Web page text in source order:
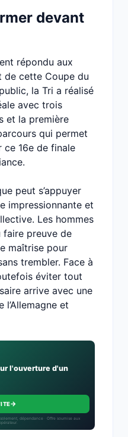
devant
répondu aux
de cette Coupe du
la Tri a réalisé
avec trois
et la première
qui permet
ce 16e de finale
peut s’appuyer
impressionnante et
Les hommes
faire preuve de
maîtrise pour
trembler. Face à
éviter tout
arrive avec une
et
l'ouverture d'un
→
dépendance · Offre soumise aux